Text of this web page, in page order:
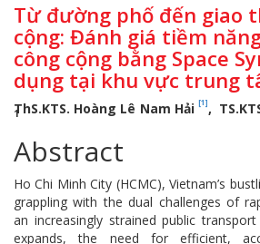
Từ đường phố đến giao
cộng: Đánh giá tiềm
công cộng bằng Space
dụng tại khu vực trung
ThS.KTS. Hoàng Lê Nam Hải [1] ,
1
Abstract
Ho Chi Minh City (HCMC), Vietnam’s
grappling with the dual challenges of
an increasingly strained public
expands, the need for efficient,